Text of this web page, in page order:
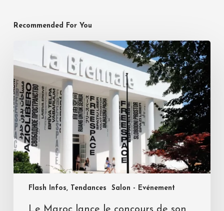
Recommended For You
Flash Infos, Tendances Salon - Evénement